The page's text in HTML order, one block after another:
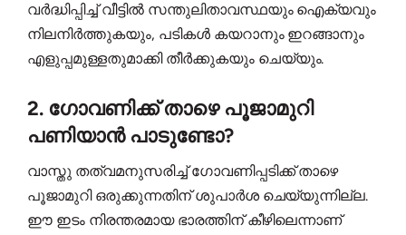
വർദ്ധിപ്പിച്ച് വീട്ടിൽ സന്തുലിതാവസ്ഥയും ഐക്യവും
നിലനിർത്തുകയും, പടികൾ കയറാനും ഇറങ്ങാനും
എളുപ്പമുള്ളതുമാക്കി തീർക്കുകയും ചെയ്യും.
2. ഗോവണിക്ക് താഴെ പൂജാമുറി
പണിയാൻ പാടുണ്ടോ?
വാസ്തു തത്വമനുസരിച്ച് ഗോവണിപ്പടിക്ക് താഴെ
പൂജാമുറി ഒരുക്കുന്നതിന് ശുപാർശ ചെയ്യുന്നില്ല.
ഈ ഇടം നിരന്തരമായ ഭാരത്തിന് കീഴിലെന്നാണ്